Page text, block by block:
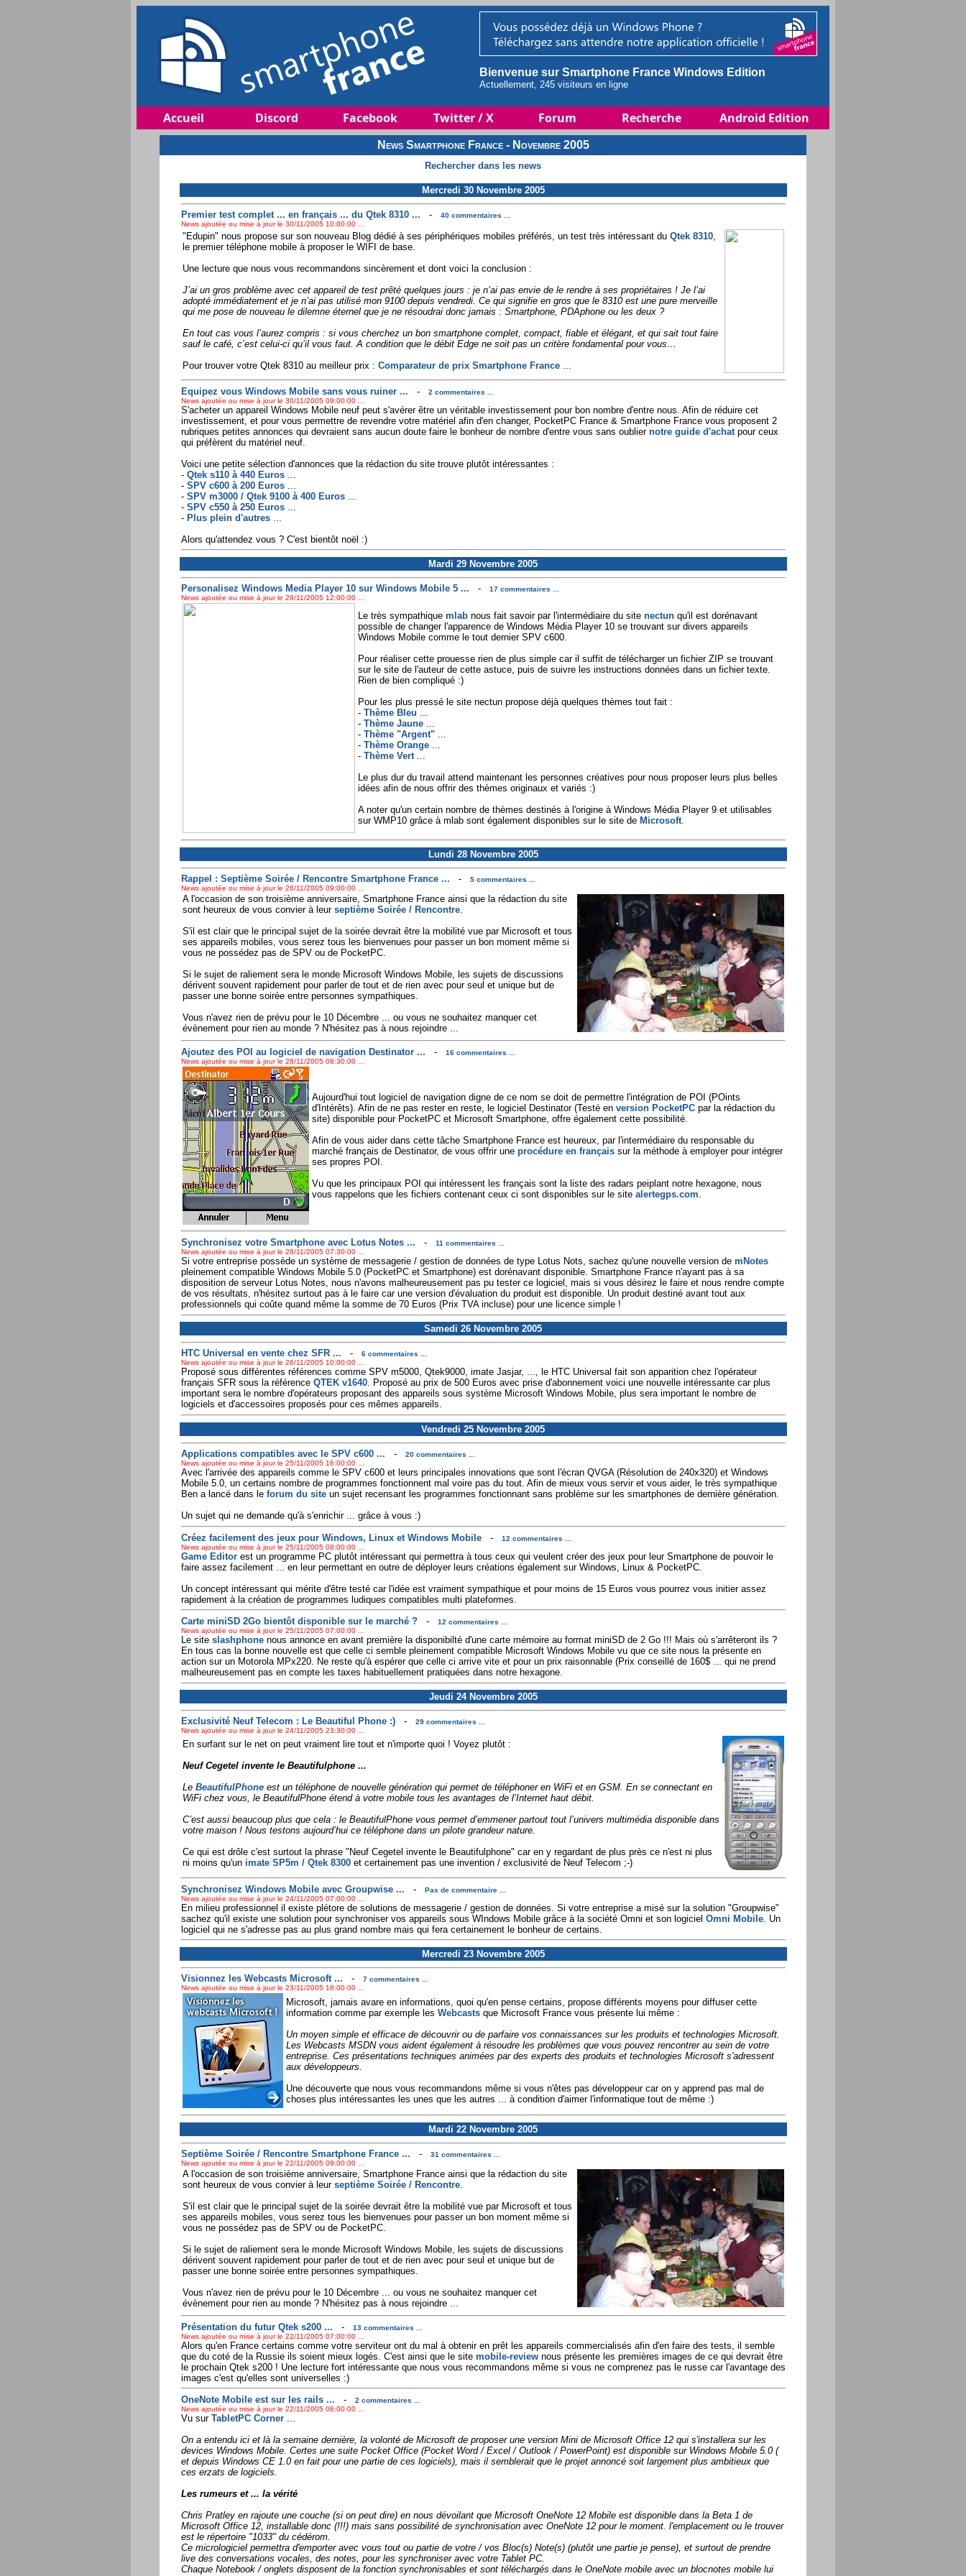
Bienvenue sur Smartphone France Windows Edition
Actuellement, 245 visiteurs en ligne
Accueil Discord Facebook Twitter / X Forum Recherche Android Edition
News Smartphone France - Novembre 2005
Rechercher dans les news
Mercredi 30 Novembre 2005
Premier test complet ... en français ... du Qtek 8310 ... -
40 commentaires ...
News ajoutée ou mise à jour le 30/11/2005 10:00:00 ...
"Edupin" nous propose sur son nouveau Blog dédié à ses périphériques mobiles préférés, un test très intéressant du Qtek 8310,
le premier téléphone mobile à proposer le WIFI de base.
Une lecture que nous vous recommandons sincèrement et dont voici la conclusion :
J’ai un gros problème avec cet appareil de test prêté quelques jours : je n’ai pas envie de le rendre à ses propriétaires ! Je l’ai
adopté immédiatement et je n’ai pas utilisé mon 9100 depuis vendredi. Ce qui signifie en gros que le 8310 est une pure merveille
qui me pose de nouveau le dilemne éternel que je ne résoudrai donc jamais : Smartphone, PDAphone ou les deux ?
En tout cas vous l’aurez compris : si vous cherchez un bon smartphone complet, compact, fiable et élégant, et qui sait tout faire
sauf le café, c’est celui-ci qu’il vous faut. A condition que le débit Edge ne soit pas un critère fondamental pour vous…
Pour trouver votre Qtek 8310 au meilleur prix : Comparateur de prix Smartphone France...
Equipez vous Windows Mobile sans vous ruiner ... -
2 commentaires ...
News ajoutée ou mise à jour le 30/11/2005 09:00:00 ...
S'acheter un appareil Windows Mobile neuf peut s'avérer être un véritable investissement pour bon nombre d'entre nous. Afin de réduire cet
investissement, et pour vous permettre de revendre votre matériel afin d'en changer, PocketPC France & Smartphone France vous proposent 2
rubriques petites annonces qui devraient sans aucun doute faire le bonheur de nombre d'entre vous sans oublier notre guide d'achatpour ceux
qui préfèrent du matériel neuf.
Voici une petite sélection d'annonces que la rédaction du site trouve plutôt intéressantes :
- Qtek s110 à 440 Euros...
- SPV c600 à 200 Euros...
- SPV m3000 / Qtek 9100 à 400 Euros...
- SPV c550 à 250 Euros...
- Plus plein d'autres...
Alors qu'attendez vous ? C'est bientôt noël :)
Mardi 29 Novembre 2005
Personalisez Windows Media Player 10 sur Windows Mobile 5 ... -
17 commentaires ...
News ajoutée ou mise à jour le 29/11/2005 12:00:00 ...
Le très sympathique mlabnous fait savoir par l'intermédiaire du site nectunqu'il est dorénavant
possible de changer l'apparence de Windows Média Player 10 se trouvant sur divers appareils
Windows Mobile comme le tout dernier SPV c600.
Pour réaliser cette prouesse rien de plus simple car il suffit de télécharger un fichier ZIP se trouvant
sur le site de l'auteur de cette astuce, puis de suivre les instructions données dans un fichier texte.
Rien de bien compliqué :)
Pour les plus pressé le site nectun propose déjà quelques thèmes tout fait :
- Thème Bleu ...
- Thème Jaune...
- Thème "Argent"...
- Thème Orange...
- Thème Vert...
Le plus dur du travail attend maintenant les personnes créatives pour nous proposer leurs plus belles
idées afin de nous offrir des thèmes originaux et variés :)
A noter qu'un certain nombre de thèmes destinés à l'origine à Windows Média Player 9 et utilisables
sur WMP10 grâce à mlab sont également disponibles sur le site de Microsoft.
Lundi 28 Novembre 2005
Rappel : Septième Soirée / Rencontre Smartphone France ... -
5 commentaires ...
News ajoutée ou mise à jour le 28/11/2005 09:00:00 ...
A l'occasion de son troisième anniversaire, Smartphone France ainsi que la rédaction du site
sont heureux de vous convier à leur septième Soirée / Rencontre.
S'il est clair que le principal sujet de la soirée devrait être la mobilité vue par Microsoft et tous
ses appareils mobiles, vous serez tous les bienvenues pour passer un bon moment même si
vous ne possédez pas de SPV ou de PocketPC.
Si le sujet de raliement sera le monde Microsoft Windows Mobile, les sujets de discussions
dérivent souvent rapidement pour parler de tout et de rien avec pour seul et unique but de
passer une bonne soirée entre personnes sympathiques.
Vous n'avez rien de prévu pour le 10 Décembre ... ou vous ne souhaitez manquer cet
évènement pour rien au monde ? N'hésitez pas à nous rejoindre ...
Ajoutez des POI au logiciel de navigation Destinator ... -
16 commentaires ...
News ajoutée ou mise à jour le 28/11/2005 08:30:00 ...
Aujourd'hui tout logiciel de navigation digne de ce nom se doit de permettre l'intégration de POI (POints
d'Intérêts). Afin de ne pas rester en reste, le logiciel Destinator (Testé en version PocketPCpar la rédaction du
site) disponible pour PocketPC et Microsoft Smartphone, offre également cette possibilité.
Afin de vous aider dans cette tâche Smartphone France est heureux, par l'intermédiaire du responsable du
marché français de Destinator, de vous offrir une procédure en françaissur la méthode à employer pour intégrer
ses propres POI.
Vu que les principaux POI qui intéressent les français sont la liste des radars peiplant notre hexagone, nous
vous rappelons que les fichiers contenant ceux ci sont disponibles sur le site alertegps.com
Synchronisez votre Smartphone avec Lotus Notes ... -
11 commentaires ...
News ajoutée ou mise à jour le 28/11/2005 07:30:00 ...
Si votre entreprise possède un système de messagerie / gestion de données de type Lotus Nots, sachez qu'une nouvelle version de mNotes
pleinement compatible Windows Mobile 5.0 (PocketPC et Smartphone) est dorénavant disponible. Smartphone France n'ayant pas à sa
disposition de serveur Lotus Notes, nous n'avons malheureusement pas pu tester ce logiciel, mais si vous désirez le faire et nous rendre compte
de vos résultats, n'hésitez surtout pas à le faire car une version d'évaluation du produit est disponible. Un produit destiné avant tout aux
professionnels qui coûte quand même la somme de 70 Euros (Prix TVA incluse) pour une licence simple !
Samedi 26 Novembre 2005
HTC Universal en vente chez SFR ... -
6 commentaires ...
News ajoutée ou mise à jour le 26/11/2005 10:00:00 ...
Proposé sous différentes références comme SPV m5000, Qtek9000, imate Jasjar, ..., le HTC Universal fait son apparition chez l'opérateur
français SFR sous la référence QTEK v1640. Proposé au prix de 500 Euros avec prise d'abonnement voici une nouvelle intéressante car plus
important sera le nombre d'opérateurs proposant des appareils sous système Microsoft Windows Mobile, plus sera important le nombre de
logiciels et d'accessoires proposés pour ces mêmes appareils.
Vendredi 25 Novembre 2005
Applications compatibles avec le SPV c600 ... -
20 commentaires ...
News ajoutée ou mise à jour le 25/11/2005 16:00:00 ...
Avec l'arrivée des appareils comme le SPV c600 et leurs principales innovations que sont l'écran QVGA (Résolution de 240x320) et Windows
Mobile 5.0, un certains nombre de programmes fonctionnent mal voire pas du tout. Afin de mieux vous servir et vous aider, le très sympathique
Ben a lancé dans le forum du siteun sujet recensant les programmes fonctionnant sans problème sur les smartphones de dernière génération.
Un sujet qui ne demande qu'à s'enrichir ... grâce à vous :)
Créez facilement des jeux pour Windows, Linux et Windows Mobile-
12 commentaires ...
News ajoutée ou mise à jour le 25/11/2005 08:00:00 ...
Game Editorest un programme PC plutôt intéressant qui permettra à tous ceux qui veulent créer des jeux pour leur Smartphone de pouvoir le
faire assez facilement ... en leur permettant en outre de déployer leurs créations également sur Windows, Linux & PocketPC.
Un concept intéressant qui mérite d'être testé car l'idée est vraiment sympathique et pour moins de 15 Euros vous pourrez vous initier assez
rapidement à la création de programmes ludiques compatibles multi plateformes.
Carte miniSD 2Go bientôt disponible sur le marché ?-
12 commentaires ...
News ajoutée ou mise à jour le 25/11/2005 07:00:00 ...
Le site slashphonenous annonce en avant première la disponibilté d'une carte mémoire au format miniSD de 2 Go !!! Mais où s'arrêteront ils ?
En tous cas la bonne nouvelle est que celle ci semble pleinement compatible Microsoft Windows Mobile vu que ce site nous la présente en
action sur un Motorola MPx220. Ne reste qu'à espérer que celle ci arrive vite et pour un prix raisonnable (Prix conseillé de 160$ ... qui ne prend
malheureusement pas en compte les taxes habituellement pratiquées dans notre hexagone.
Jeudi 24 Novembre 2005
Exclusivité Neuf Telecom : Le Beautiful Phone :)-
29 commentaires ...
News ajoutée ou mise à jour le 24/11/2005 23:30:00 ...
En surfant sur le net on peut vraiment lire tout et n'importe quoi ! Voyez plutôt :
Neuf Cegetel invente le Beautifulphone ...
Le BeautifulPhoneest un téléphone de nouvelle génération qui permet de téléphoner en WiFi et en GSM. En se connectant en
WiFi chez vous, le BeautifulPhone étend à votre mobile tous les avantages de l’Internet haut débit.
C’est aussi beaucoup plus que cela : le BeautifulPhone vous permet d’emmener partout tout l’univers multimédia disponible dans
votre maison ! Nous testons aujourd’hui ce téléphone dans un pilote grandeur nature.
Ce qui est drôle c'est surtout la phrase "Neuf Cegetel invente le Beautifulphone" car en y regardant de plus près ce n'est ni plus
ni moins qu'un imate SP5m / Qtek 8300et certainement pas une invention / exclusivité de Neuf Telecom ;-)
Synchronisez Windows Mobile avec Groupwise ... -
Pas de commentaire ...
News ajoutée ou mise à jour le 24/11/2005 07:00:00 ...
En milieu professionnel il existe plétore de solutions de messagerie / gestion de données. Si votre entreprise a misé sur la solution "Groupwise"
sachez qu'il existe une solution pour synchroniser vos appareils sous WIndows Mobile grâce à la société Omni et son logiciel Omni Mobile. Un
logiciel qui ne s'adresse pas au plus grand nombre mais qui fera certainement le bonheur de certains.
Mercredi 23 Novembre 2005
Visionnez les Webcasts Microsoft ... -
7 commentaires ...
News ajoutée ou mise à jour le 23/11/2005 18:00:00 ...
Microsoft, jamais avare en informations, quoi qu'en pense certains, propose différents moyens pour diffuser cette
information comme par exemple les Webcastsque Microsoft France vous présente lui même :
Un moyen simple et efficace de découvrir ou de parfaire vos connaissances sur les produits et technologies Microsoft.
Les Webcasts MSDN vous aident également à résoudre les problèmes que vous pouvez rencontrer au sein de votre
entreprise. Ces présentations techniques animées par des experts des produits et technologies Microsoft s'adressent
aux développeurs.
Une découverte que nous vous recommandons même si vous n'êtes pas développeur car on y apprend pas mal de
choses plus intéressantes les unes que les autres ... à condition d'aimer l'informatique tout de même :)
Mardi 22 Novembre 2005
Septième Soirée / Rencontre Smartphone France ... -
31 commentaires ...
News ajoutée ou mise à jour le 22/11/2005 09:00:00 ...
A l'occasion de son troisième anniversaire, Smartphone France ainsi que la rédaction du site
sont heureux de vous convier à leur septième Soirée / Rencontre.
S'il est clair que le principal sujet de la soirée devrait être la mobilité vue par Microsoft et tous
ses appareils mobiles, vous serez tous les bienvenues pour passer un bon moment même si
vous ne possédez pas de SPV ou de PocketPC.
Si le sujet de raliement sera le monde Microsoft Windows Mobile, les sujets de discussions
dérivent souvent rapidement pour parler de tout et de rien avec pour seul et unique but de
passer une bonne soirée entre personnes sympathiques.
Vous n'avez rien de prévu pour le 10 Décembre ... ou vous ne souhaitez manquer cet
évènement pour rien au monde ? N'hésitez pas à nous rejoindre ...
Présentation du futur Qtek s200 ... -
13 commentaires ...
News ajoutée ou mise à jour le 22/11/2005 07:00:00 ...
Alors qu'en France certains comme votre serviteur ont du mal à obtenir en prêt les appareils commercialisés afin d'en faire des tests, il semble
que du coté de la Russie ils soient mieux logés. C'est ainsi que le site mobile-reviewnous présente les premières images de ce qui devrait être
le prochain Qtek s200 ! Une lecture fort intéressante que nous vous recommandons même si vous ne comprenez pas le russe car l'avantage des
images c'est qu'elles sont universelles :)
OneNote Mobile est sur les rails ... -
2 commentaires ...
News ajoutée ou mise à jour le 22/11/2005 06:00:00 ...
Vu sur TabletPC Corner...
On a entendu ici et là la semaine dernière, la volonté de Microsoft de proposer une version Mini de Microsoft Office 12 qui s'installera sur les
devices Windows Mobile. Certes une suite Pocket Office (Pocket Word / Excel / Outlook / PowerPoint) est disponible sur Windows Mobile 5.0 (
et depuis Windows CE 1.0 en fait pour une partie de ces logiciels), mais il semblerait que le projet annoncé soit largement plus ambitieux que
ces erzats de logiciels.
Les rumeurs et ... la vérité
Chris Pratley en rajoute une couche (si on peut dire) en nous dévoilant que Microsoft OneNote 12 Mobile est disponible dans la Beta 1 de
Microsoft Office 12, installable donc (!!!) mais sans possibilité de synchronisation avec OneNote 12 pour le moment. l'emplacement ou le trouver
est le répertoire "1033" du cédérom.
Ce micrologiciel permettra d'emporter avec vous tout ou partie de votre / vos Bloc(s) Note(s) (plutôt une partie je pense), et surtout de prendre
live des conversations vocales, des notes, pour les synchroniser avec votre Tablet PC.
Chaque Notebook / onglets disposent de la fonction synchronisables et sont téléchargés dans le OneNote mobile avec un blocnotes mobile lui